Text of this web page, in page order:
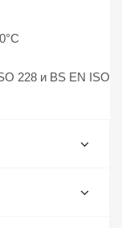
228 и BS EN ISO